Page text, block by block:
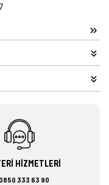
HİZMETLERİ
333 63 90